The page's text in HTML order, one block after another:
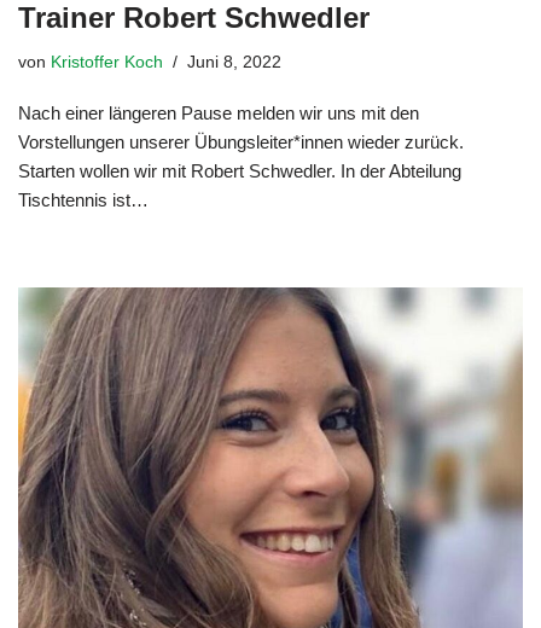
Trainer Robert Schwedler
von Kristoffer Koch Juni 8, 2022
Nach einer längeren Pause melden wir uns mit den
Vorstellungen unserer Übungsleiter*innen wieder zurück.
Starten wollen wir mit Robert Schwedler. In der Abteilung
Tischtennis ist…